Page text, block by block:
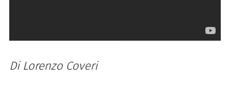
Di Lorenzo Coveri